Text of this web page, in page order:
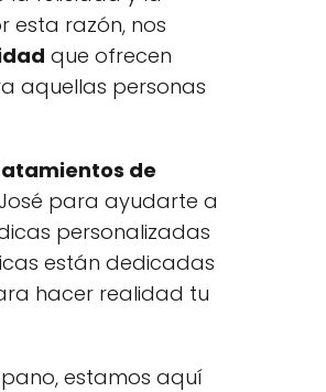
esta razón, nos
que ofrecen
aquellas personas
de
para ayudarte a
personalizadas
están dedicadas
hacer realidad tu
estamos aquí